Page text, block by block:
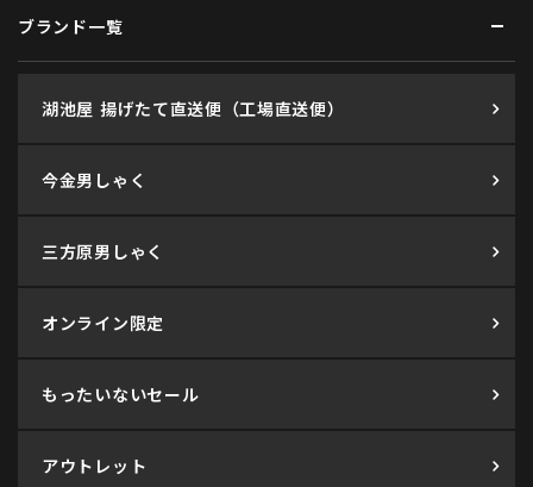
ブランド一覧
湖池屋 揚げたて直送便（工場直送便）
今金男しゃく
三方原男しゃく
オンライン限定
もったいないセール
アウトレット